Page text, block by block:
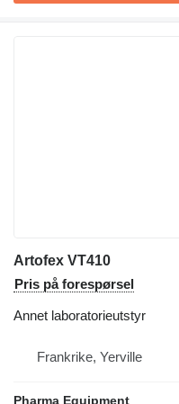
Artofex VT410
Pris på forespørsel
Annet laboratorieutstyr
Frankrike, Yerville
Pharma Equipment